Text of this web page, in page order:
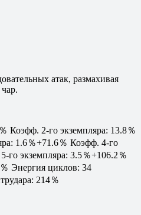
атак, размахивая
Коэфф. 2-го экземпляра: 13.8％
1.6％+71.6％ Коэфф. 4-го
го экземпляра: 3.5％+106.2％
Энергия циклов: 34
214％